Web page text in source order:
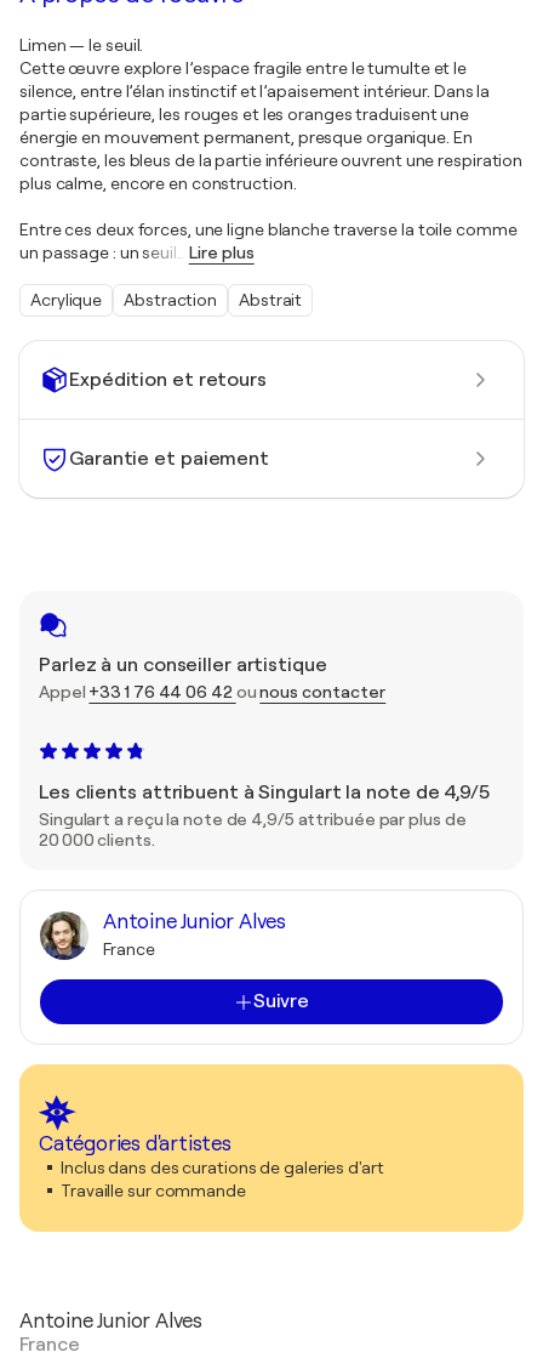
Expédition et retours
Garantie et paiement
Parlez à un conseiller artistique
Appel +33 1 76 44 06 42ounous contacter
Les clients attribuent à Singulart la note de 4,9/5
Singulart a reçu la note de 4,9/5 attribuée par plus de
20 000 clients.
Antoine Junior Alves
France
Suivre
Catégories d'artistes
Inclus dans des curations de galeries d'art
Travaille sur commande
Limen — le seuil.
Cette œuvre explore l’espace fragile entre le tumulte et le
silence, entre l’élan instinctif et l’apaisement intérieur. Dans la
partie supérieure, les rouges et les oranges traduisent une
énergie en mouvement permanent, presque organique. En
contraste, les bleus de la partie inférieure ouvrent une respiration
plus calme, encore en construction.
Entre ces deux forces, une ligne blanche traverse la toile comme
un passage : un seuil… Lire plus
Acrylique Abstraction Abstrait
Antoine Junior Alves
France